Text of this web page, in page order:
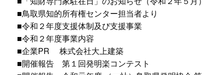
■鳥取県知的所有権センター担当者より
■令和２年度支援体制及び支援事業
■令和２年度事業内容
■企業PR 株式会社大上建築
■開催報告 第１回発明楽コンテスト